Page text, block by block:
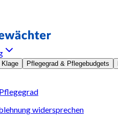
Pflegegrad & Pflegebudgets
widersprechen